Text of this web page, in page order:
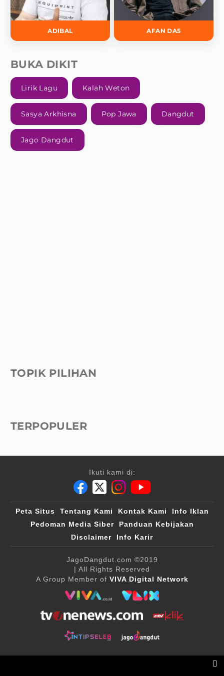
ADIBAL AFAN DA5
BUKA DIKIT
Lirik Lagu Kalah Weton
Sasya Arkhisna Pop Jawa Dangdut
Jago Dangdut
TOPIK PILIHAN
TERPOPULER
Ikuti kami di:
Peta Situs Tentang Kami Kontak Kami
Info Iklan
Pedoman Media Siber
Panduan Kebijakan
Disclaimer
Info Karir
JagoDangdut.com ©2019
| All Rights Reserved
A Group Member of VIVA Digital Network
